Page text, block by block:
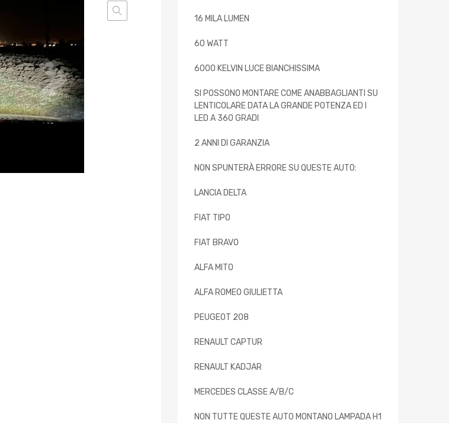
16 MILA LUMEN
60 WATT
6000 KELVIN LUCE BIANCHISSIMA
SI POSSONO MONTARE COME ANABBAGLIANTI SU
LENTICOLARE DATA LA GRANDE POTENZA ED I
LED A 360 GRADI
2 ANNI DI GARANZIA
NON SPUNTERÀ ERRORE SU QUESTE AUTO:
LANCIA DELTA
FIAT TIPO
FIAT BRAVO
ALFA MITO
ALFA ROMEO GIULIETTA
PEUGEOT 208
RENAULT CAPTUR
RENAULT KADJAR
MERCEDES CLASSE A/B/C
NON TUTTE QUESTE AUTO MONTANO LAMPADA H1